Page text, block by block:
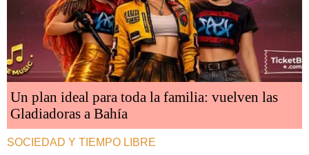
Un plan ideal para toda la familia: vuelven las
Gladiadoras a Bahía
SOCIEDAD Y TIEMPO LIBRE